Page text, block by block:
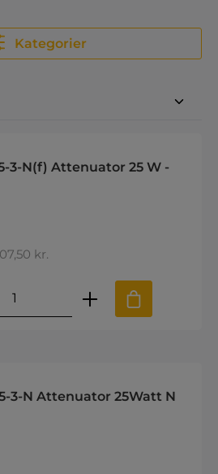
Kategorier
3-N(f) Attenuator 25 W -
kr.
Indtast den
3-N Attenuator 25Watt N